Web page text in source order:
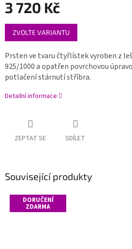
3 720 Kč
Měrná
cena:
ZVOLTE VARIANTU
Prsten ve tvaru čtyřlístek vyroben z
925/1000 a opatřen povrchovou
potlačení stárnutí stříbra.
Detailní informace
ZEPTAT SE SDÍLET
Související produkty
DORUČENÍ
ZDARMA